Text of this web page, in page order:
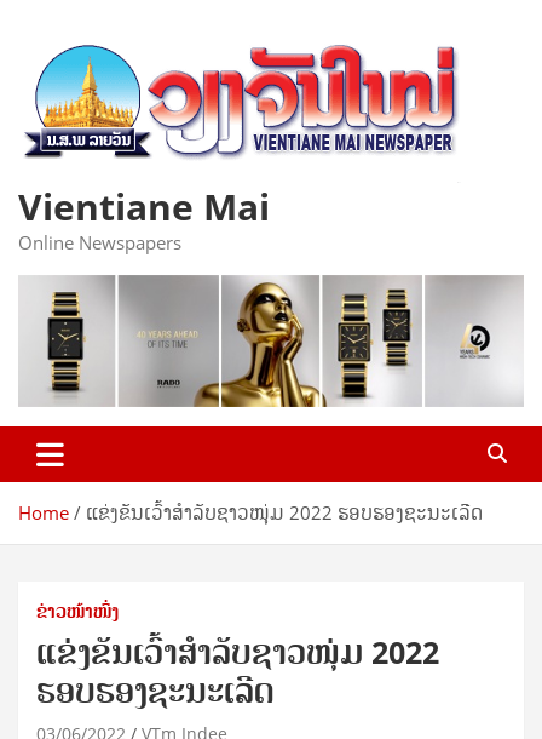
content
Vientiane Mai
Online Newspapers
Home ແຂ່ງຂັນເວົ້າສໍາລັບຊາວໜຸ່ມ 2022 ຮອບຮອງຊະນະເລີດ
ຂ່າວໜ້າໜຶ່ງ
ແຂ່ງຂັນເວົ້າສໍາລັບຊາວໜຸ່ມ 2022
ຮອບຮອງຊະນະເລີດ
03/06/2022 VTm Indee